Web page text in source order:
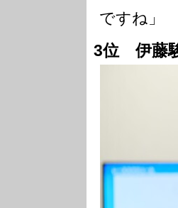
ですね」
3位 伊藤